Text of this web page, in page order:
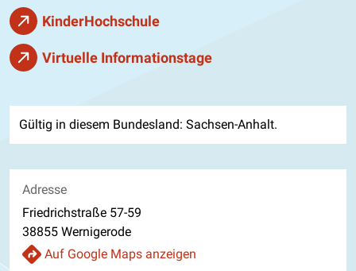
KinderHochschule
Virtuelle Informationstage
Gültig in diesem Bundesland: Sachsen-Anhalt.
Adresse
Friedrichstraße 57-59
38855 Wernigerode
Auf Google Maps anzeigen